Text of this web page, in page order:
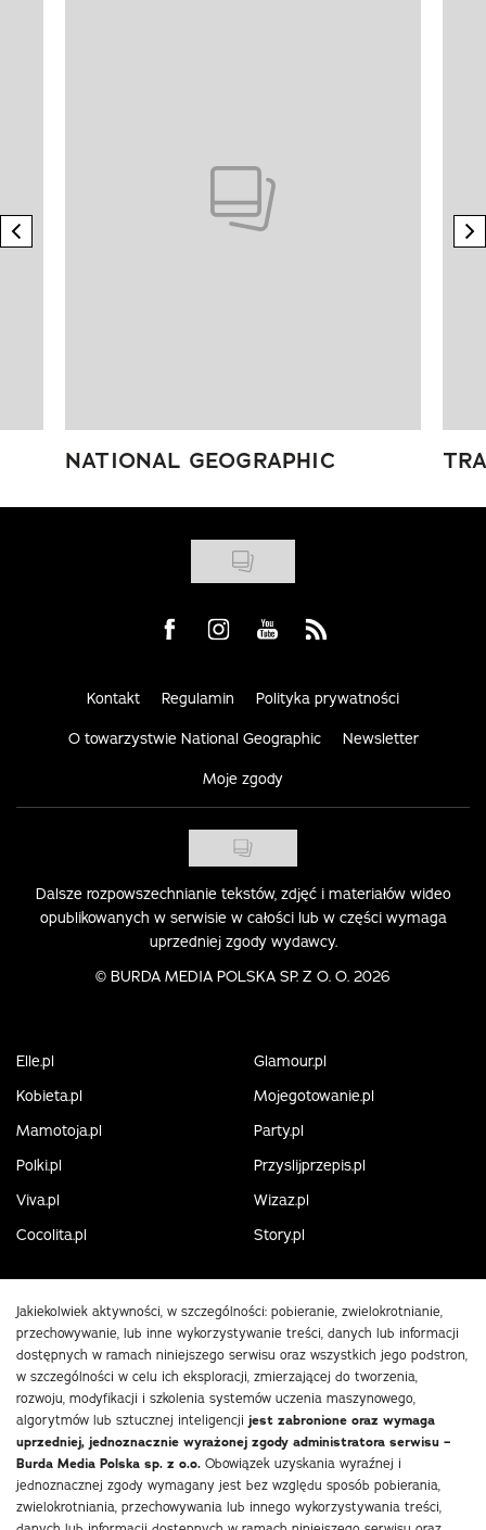
previous element
NATIONAL GEOGRAPHIC
Visit us on Facebook
Visit us on Instagram
Visit us on Youtube
Visit us on Rss
Kontakt Regulamin Polityka prywatności
O towarzystwie National Geographic Newsletter
Moje zgody
Dalsze rozpowszechnianie tekstów, zdjęć i materiałów wideo
opublikowanych w serwisie w całości lub w części wymaga
uprzedniej zgody wydawcy.
© BURDA MEDIA POLSKA SP. Z O. O. 2026
Elle.pl
Glamour.pl
Kobieta.pl
Mojegotowanie.pl
Mamotoja.pl
Party.pl
Polki.pl
Przyslijprzepis.pl
Viva.pl
Wizaz.pl
Cocolita.pl
Story.pl
Jakiekolwiek aktywności, w szczególności: pobieranie, zwielokrotnianie,
przechowywanie, lub inne wykorzystywanie treści, danych lub informacji
dostępnych w ramach niniejszego serwisu oraz wszystkich jego podstron,
w szczególności w celu ich eksploracji, zmierzającej do tworzenia,
rozwoju, modyfikacji i szkolenia systemów uczenia maszynowego,
algorytmów lub sztucznej inteligencji jest zabronione oraz wymaga
uprzedniej, jednoznacznie wyrażonej zgody administratora serwisu –
Burda Media Polska sp. z o.o. Obowiązek uzyskania wyraźnej i
jednoznacznej zgody wymagany jest bez względu sposób pobierania,
zwielokrotniania, przechowywania lub innego wykorzystywania treści,